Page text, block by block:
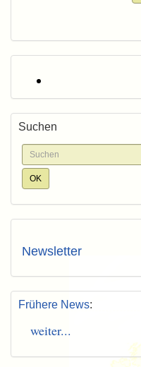
Suchen
Newsletter
Frühere News:
weiter...